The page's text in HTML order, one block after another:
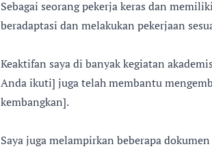
Sebagai seorang pekerja keras dan
beradaptasi dan melakukan pekerjaan
Keaktifan saya di banyak kegiatan
Anda ikuti] juga telah membantu
kembangkan].
Saya juga melampirkan beberapa